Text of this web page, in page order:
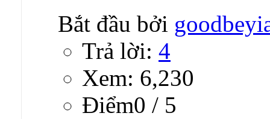
Bắt đầu bởi
Trả lời: 4
Xem: 6,230
Ðiểm0 / 5